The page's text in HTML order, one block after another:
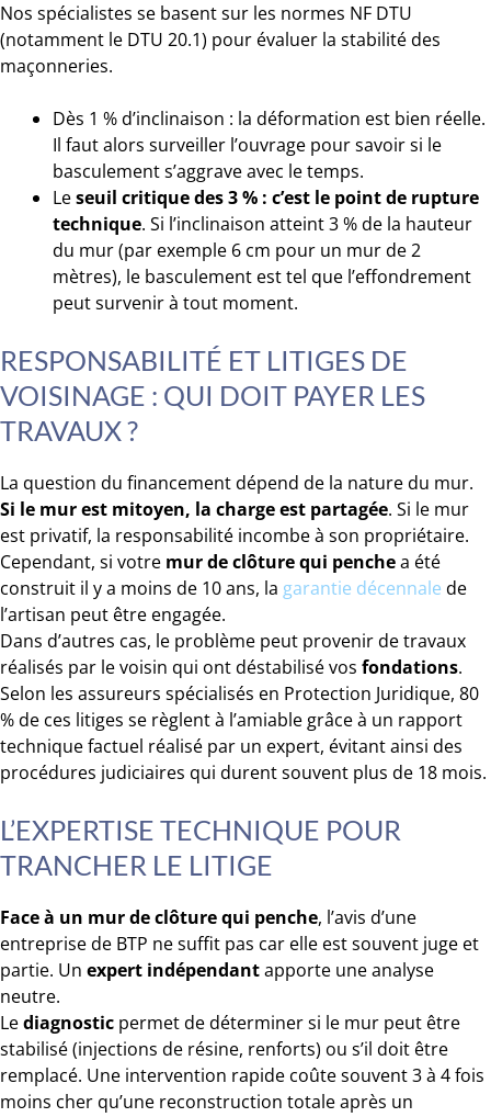
Nos spécialistes se basent sur les normes NF DTU
(notamment le DTU 20.1) pour évaluer la stabilité des
maçonneries.
Dès 1 % d’inclinaison : la déformation est bien réelle.
Il faut alors surveiller l’ouvrage pour savoir si le
basculement s’aggrave avec le temps.
Leseuil critique des 3 % : c’est le point de rupture
technique. Si l’inclinaison atteint 3 % de la hauteur
du mur (par exemple 6 cm pour un mur de 2
mètres), le basculement est tel que l’effondrement
peut survenir à tout moment.
RESPONSABILITÉ ET LITIGES DE
VOISINAGE : QUI DOIT PAYER LES
TRAVAUX ?
La question du financement dépend de la nature du mur.
Si le mur est mitoyen, la charge est partagée. Si le mur
est privatif, la responsabilité incombe à son propriétaire.
Cependant, si votre mur de clôture qui penchea été
construit il y a moins de 10 ans, la garantie décennale de
l’artisan peut être engagée.
Dans d’autres cas, le problème peut provenir de travaux
réalisés par le voisin qui ont déstabilisé vos fondations.
Selon les assureurs spécialisés en Protection Juridique, 80
% de ces litiges se règlent à l’amiable grâce à un rapport
technique factuel réalisé par un expert, évitant ainsi des
procédures judiciaires qui durent souvent plus de 18 mois.
L’EXPERTISE TECHNIQUE POUR
TRANCHER LE LITIGE
Face à un mur de clôture qui penche, l’avis d’une
entreprise de BTP ne suffit pas car elle est souvent juge et
partie. Un expert indépendantapporte une analyse
neutre.
Lediagnostic permet de déterminer si le mur peut être
stabilisé (injections de résine, renforts) ou s’il doit être
remplacé. Une intervention rapide coûte souvent 3 à 4 fois
moins cher qu’une reconstruction totale après un